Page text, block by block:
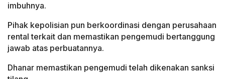
imbuhnya.
Pihak kepolisian pun berkoordinasi dengan perusahaan
rental terkait dan memastikan pengemudi bertanggung
jawab atas perbuatannya.
Dhanar memastikan pengemudi telah dikenakan sanksi